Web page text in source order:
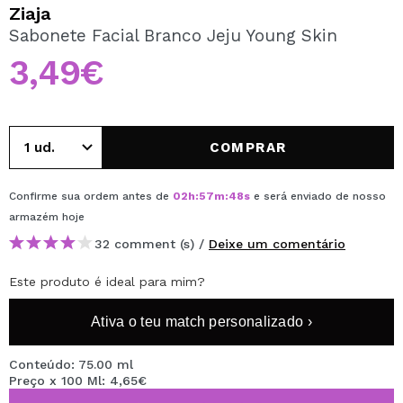
Ao criar uma conta no Maquibeauty.pt pode fazer as suas
compras rapidamente, verificar o estado das suas
encomendas e consultar as suas operações anteriores.
CRIAR CONTA
Ziaja
Sabonete Facial Branco Jeju Young Skin
3,49€
COMPRAR
Confirme sua ordem antes de 02h:57m:47s e será enviado de nosso
armazém hoje
32 comment (s) / Deixe um comentário
Este produto é ideal para mim?
Ativa o teu match personalizado ›
Conteúdo: 75.00 ml
Preço x 100 Ml: 4,65€